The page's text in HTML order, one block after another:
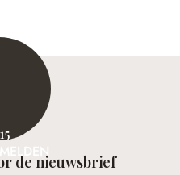
de nieuwsbrief